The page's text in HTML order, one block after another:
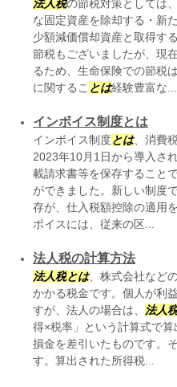
法人税の節税対策としては
な固定資産を除却する・新
少額減価償却資産と取得す
節税もございましたが、現
るため、生命保険での節税
に関するこ とは経験豊富な...
インボイス制度とは
インボイス制度とは、消費
2023年10月1日から導入さ
載請求書等を保存すること
ができました。新しい制度
存が、仕入税額控除の適用
ボイスには、従来の区...
法人税の計算方法
法人税とは、株式会社など
かかる税金です。個人が利
すが、法人の場合は、
法人
得×税率」という計算式で
損金を差引いたものです。
す。算出された所得税...